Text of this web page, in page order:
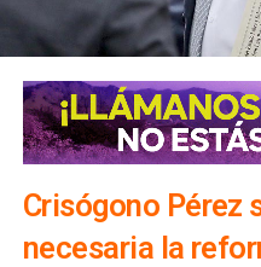
Crisógono Pérez
necesaria la